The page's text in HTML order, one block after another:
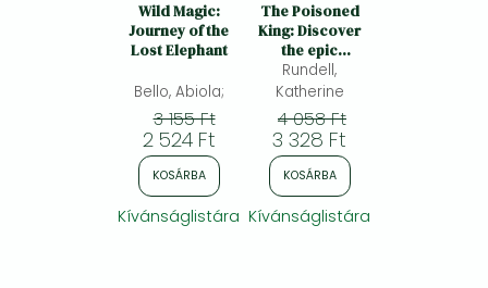
Wild Magic:
Journey of the
Lost Elephant
Bello, Abiola;
3 155 Ft
2 524 Ft
KOSÁRBA
Kívánságlistára
The Poisoned
King: Discover
the epic
adventure
series loved by
readers around
the world
Rundell,
Katherine
4 058 Ft
3 328 Ft
KOSÁRBA
Kívánságlistára